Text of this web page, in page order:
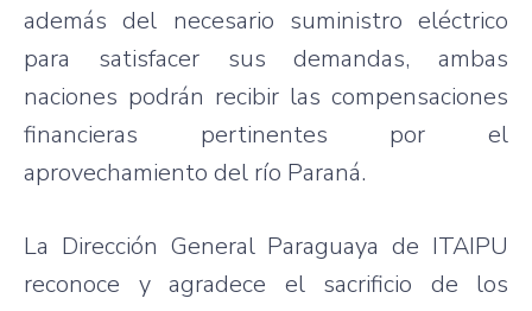
además del necesario suministro eléctrico
para satisfacer sus demandas, ambas
naciones podrán recibir las compensaciones
financieras pertinentes por el
aprovechamiento del río Paraná.
La Dirección General Paraguaya de ITAIPU
reconoce y agradece el sacrificio de los